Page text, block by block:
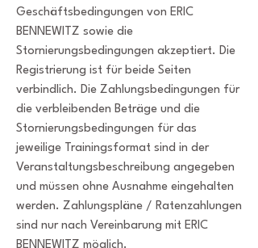
Geschäftsbedingungen von ERIC
BENNEWITZ sowie die
Stornierungsbedingungen akzeptiert. Die
Registrierung ist für beide Seiten
verbindlich. Die Zahlungsbedingungen für
die verbleibenden Beträge und die
Stornierungsbedingungen für das
jeweilige Trainingsformat sind in der
Veranstaltungsbeschreibung angegeben
und müssen ohne Ausnahme eingehalten
werden. Zahlungspläne / Ratenzahlungen
sind nur nach Vereinbarung mit ERIC
BENNEWITZ möglich.